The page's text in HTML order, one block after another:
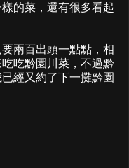
的菜，還有很多看起
兩百出頭一點點，相
吃黔園川菜，不過黔
經又約了下一攤黔園